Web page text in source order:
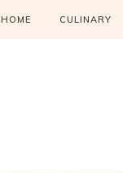
HOME CULINARY